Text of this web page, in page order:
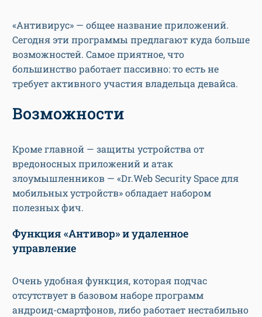
«Антивирус» — общее название приложений.
Сегодня эти программы предлагают куда больше
возможностей. Самое приятное, что
большинство работает пассивно: то есть не
требует активного участия владельца девайса.
Возможности
Кроме главной — защиты устройства от
вредоносных приложений и атак
злоумышленников — «Dr.Web Security Space для
мобильных устройств» обладает набором
полезных фич.
Функция «Антивор» и удаленное
управление
Очень удобная функция, которая подчас
отсутствует в базовом наборе программ
андроид-смартфонов, либо работает нестабильно